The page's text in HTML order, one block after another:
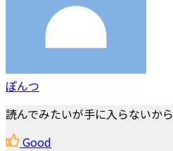
ぽんつ
読んでみたいが手に入らないから
Good